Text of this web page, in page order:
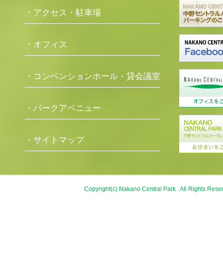
・アクセス・駐車場
・オフィス
・コンベンションホール・貸会議室
・パークアベニュー
・サイトマップ
Copyright(c) Nakano Central Park . All Rights